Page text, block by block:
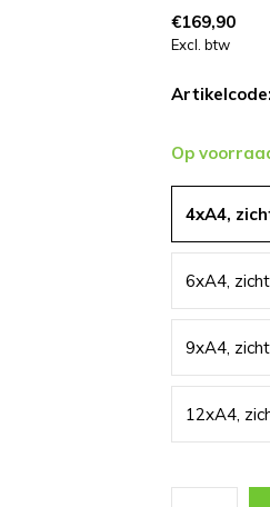
€169,90
Excl. btw
Artikelcode:
Op
4xA4,
6xA4,
9xA4,
12xA4,